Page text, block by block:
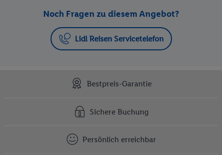
Noch Fragen zu diesem Angebot?
Lidl Reisen Servicetelefon
Bestpreis-Garantie
Sichere Buchung
Persönlich erreichbar